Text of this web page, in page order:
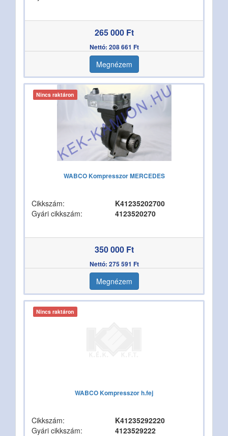
265 000 Ft
Nettó: 208 661 Ft
Megnézem
Nincs raktáron
WABCO Kompresszor MERCEDES
Cikkszám:
K41235202700
Gyári cikkszám:
4123520270
350 000 Ft
Nettó: 275 591 Ft
Megnézem
Nincs raktáron
WABCO Kompresszor h.fej
Cikkszám:
K41235292220
Gyári cikkszám:
4123529222